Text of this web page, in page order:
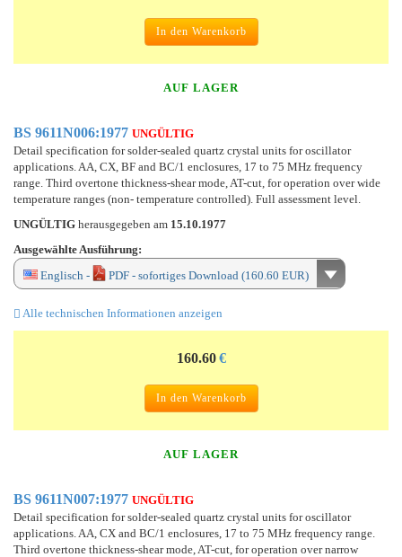
In den Warenkorb
AUF LAGER
BS 9611N006:1977 UNGÜLTIG
Detail specification for solder-sealed quartz crystal units for oscillator
applications. AA, CX, BF and BC/1 enclosures, 17 to 75 MHz frequency
range. Third overtone thickness-shear mode, AT-cut, for operation over wide
temperature ranges (non- temperature controlled). Full assessment level.
UNGÜLTIG herausgegeben am 15.10.1977
Ausgewählte Ausführung:
Englisch -
PDF - sofortiges Download (160.60 EUR)
Alle technischen Informationen anzeigen
160.60 €
In den Warenkorb
AUF LAGER
BS 9611N007:1977 UNGÜLTIG
Detail specification for solder-sealed quartz crystal units for oscillator
applications. AA, CX and BC/1 enclosures, 17 to 75 MHz frequency range.
Third overtone thickness-shear mode, AT-cut, for operation over narrow